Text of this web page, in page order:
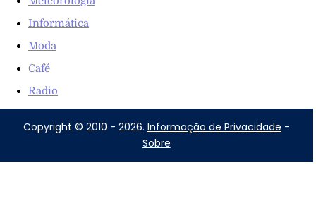
Informática
Moda
Café
Radio
Copyright © 2010 - 2026. Informação de Privacidade -
Sobre